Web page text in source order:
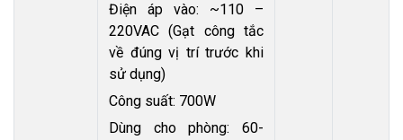
Điện áp vào: ~110 –
220VAC (Gạt công tắc
về đúng vị trí trước khi
sử dụng)
Công suất: 700W
Dùng cho phòng: 60-